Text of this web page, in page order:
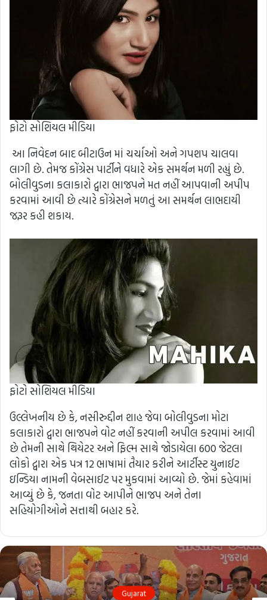
ફોટો સોશિયલ મીડિયા
આ નિવેદન બાદ બીટાઉન માં ચર્ચાઓ અને ગપશપ ચાલવા
લાગી છે. તેમજ કોંગ્રેસ પાર્ટીને વધારે એક સમર્થન મળી રહ્યું છે.
બોલીવુડના કલાકારો દ્વારા ભાજપને મત નહીં આપવાની અપીપ
કરવામાં આવી છે ત્યારે કોંગ્રેસને મળતું આ સમર્થન લાભદાયી
જરૂર કહી શકાય.
ફોટો સોશિયલ મીડિયા
ઉલ્લેખનીય છે કે, નસીરુદ્દીન શાહ જેવા બોલીવુડના મોટા
કલાકારો દ્વારા ભાજપને વોટ નહીં કરવાની અપીલ કરવામાં આવી
છે તેમની સાથે થિયેટર અને ફિલ્મ સાથે જોડાયેલા 600 જેટલા
લોકો દ્વારા એક પત્ર 12 ભાષામાં તૈયાર કરીને આર્ટીસ્ટ યુનાઈટ
ઇન્ડિયા નામની વેબસાઈટ પર મુકવામાં આવ્યો છે. જેમાં કહેવામાં
આવ્યું છે કે, જનતા વોટ આપીને ભાજપ અને તેના
સહિયોગીઓને સત્તાથી બહાર કરે.
Gujarat